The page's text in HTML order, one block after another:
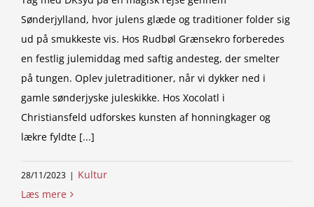
Sønderjylland, hvor julens glæde og traditioner folder sig
ud på smukkeste vis. Hos Rudbøl Grænsekro forberedes
en festlig julemiddag med saftig andesteg, der smelter
på tungen. Oplev juletraditioner, når vi dykker ned i
gamle sønderjyske juleskikke. Hos Xocolatl i
Christiansfeld udforskes kunsten af honningkager og
lækre fyldte [...]
28/11/2023 | Kultur
Læs mere